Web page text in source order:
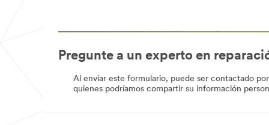
Pregunte a un experto en
Al enviar este formulario, puede ser contactado
quienes podríamos compartir su información